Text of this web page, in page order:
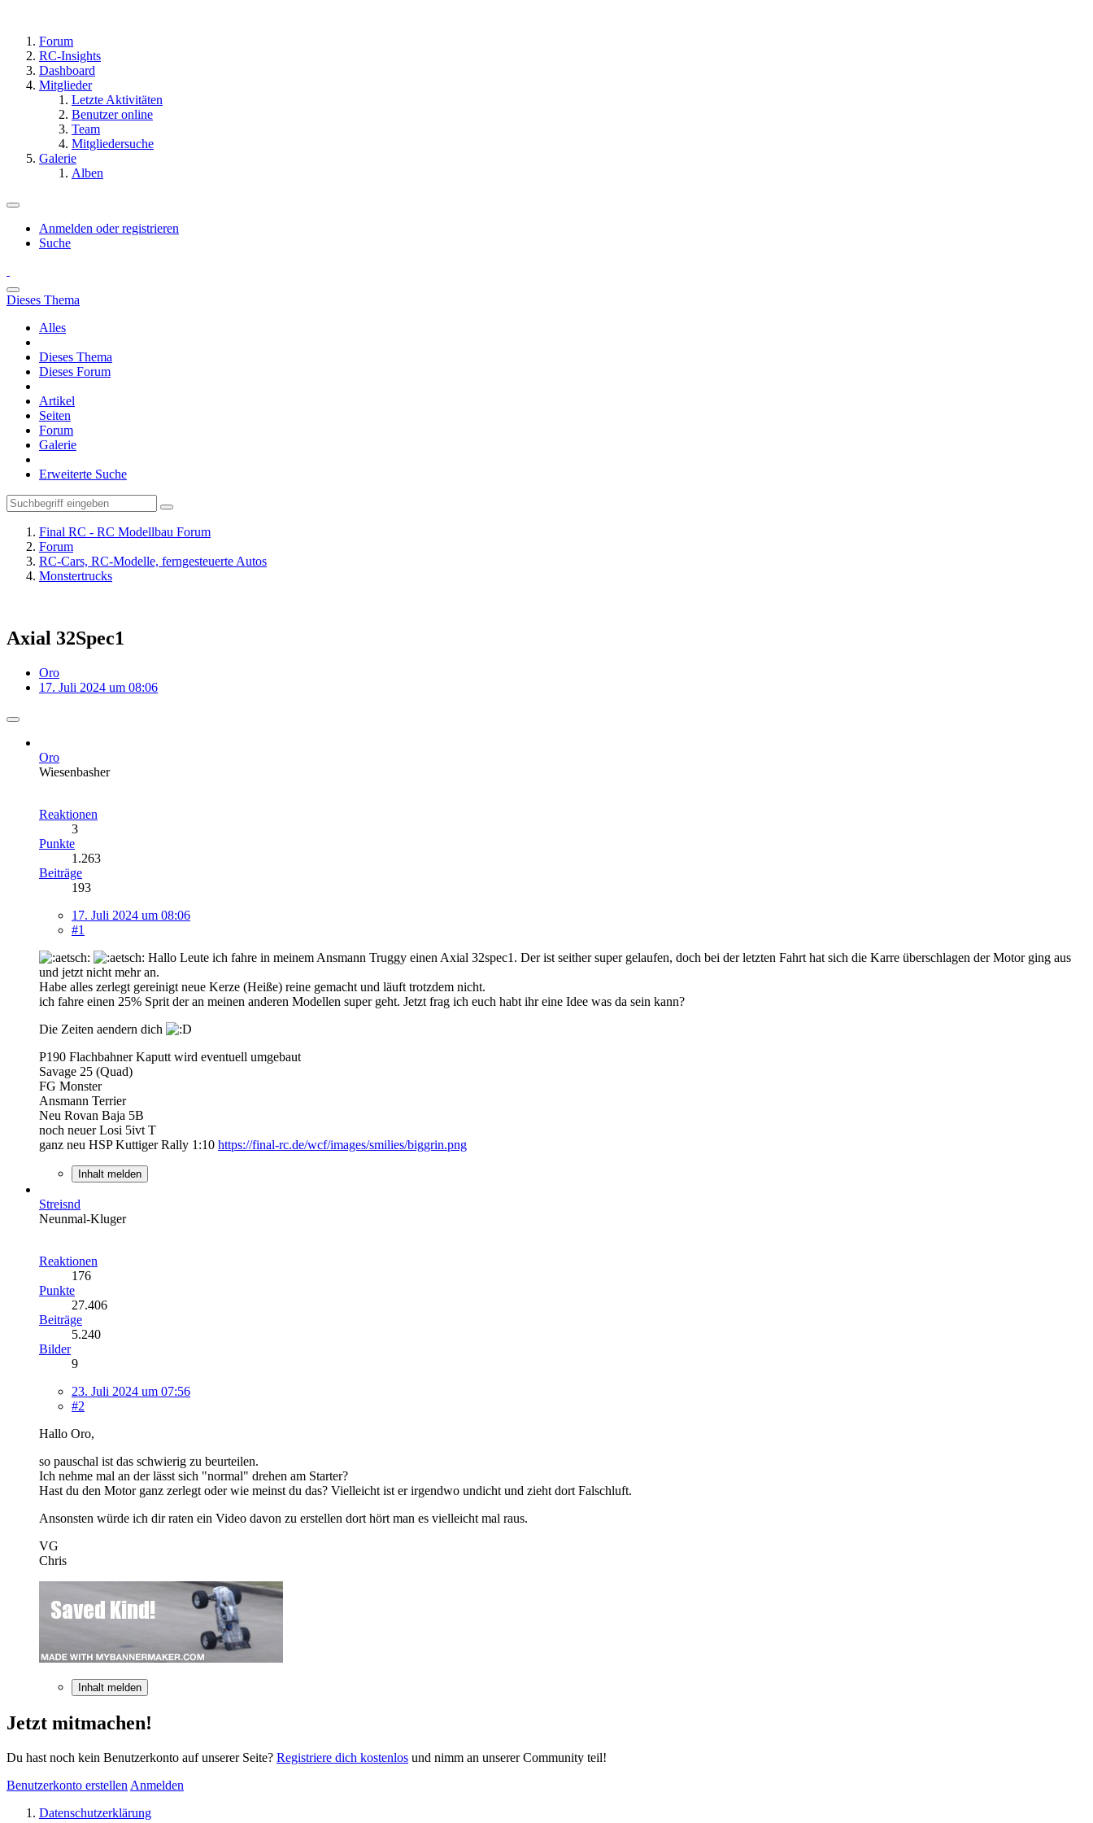
Forum
RC-Insights
Dashboard
Mitglieder
Letzte Aktivitäten
Benutzer online
Team
Mitgliedersuche
Galerie
Alben
Anmelden oder registrieren
Suche
Dieses Thema
Alles
Dieses Thema
Dieses Forum
Artikel
Seiten
Forum
Galerie
Erweiterte Suche
Final RC - RC Modellbau Forum
Forum
RC-Cars, RC-Modelle, ferngesteuerte Autos
Monstertrucks
Axial 32Spec1
Oro
17. Juli 2024 um 08:06
Oro
Wiesenbasher
Reaktionen
3
Punkte
1.263
Beiträge
193
17. Juli 2024 um 08:06
#1
Hallo Leute ich fahre in meinem Ansmann Truggy einen Axial 32spec1. Der ist seither super gelaufen, doch bei der letzten Fahrt hat sich die Karre überschlagen der Motor ging aus
und jetzt nicht mehr an.
Habe alles zerlegt gereinigt neue Kerze (Heiße) reine gemacht und läuft trotzdem nicht.
ich fahre einen 25% Sprit der an meinen anderen Modellen super geht. Jetzt frag ich euch habt ihr eine Idee was da sein kann?
Die Zeiten aendern dich
P190 Flachbahner Kaputt wird eventuell umgebaut
Savage 25 (Quad)
FG Monster
Ansmann Terrier
Neu Rovan Baja 5B
noch neuer Losi 5ivt T
ganz neu HSP Kuttiger Rally 1:10 https://final-rc.de/wcf/images/smilies/biggrin.png
Inhalt melden
Streisnd
Neunmal-Kluger
Reaktionen
176
Punkte
27.406
Beiträge
5.240
Bilder
9
23. Juli 2024 um 07:56
#2
Hallo Oro,
so pauschal ist das schwierig zu beurteilen.
Ich nehme mal an der lässt sich "normal" drehen am Starter?
Hast du den Motor ganz zerlegt oder wie meinst du das? Vielleicht ist er irgendwo undicht und zieht dort Falschluft.
Ansonsten würde ich dir raten ein Video davon zu erstellen dort hört man es vielleicht mal raus.
VG
Chris
Inhalt melden
Jetzt mitmachen!
Du hast noch kein Benutzerkonto auf unserer Seite? Registriere dich kostenlos und nimm an unserer Community teil!
Benutzerkonto erstellen Anmelden
Datenschutzerklärung